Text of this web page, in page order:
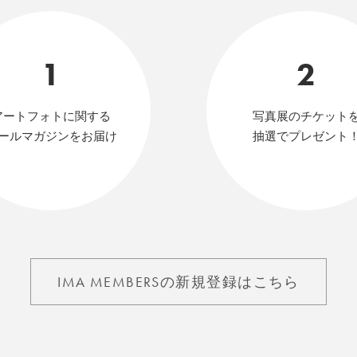
1
ートフォトに関する
ルマガジンをお届け
2
写真展のチケット
抽選でプレゼント
IMA MEMBERSの新規登録はこちら